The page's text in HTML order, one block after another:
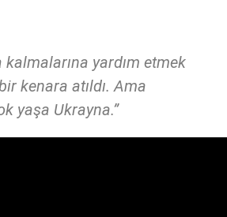
kalmalarına yardım etmek
kenara atıldı. Ama
yaşa Ukrayna.”